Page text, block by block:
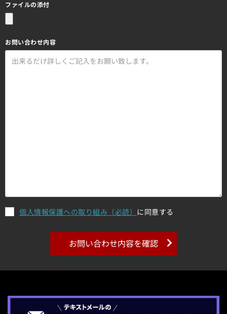
ファイルの添付
お問い合わせ内容
個人情報保護への取り組み（必読） に同意する